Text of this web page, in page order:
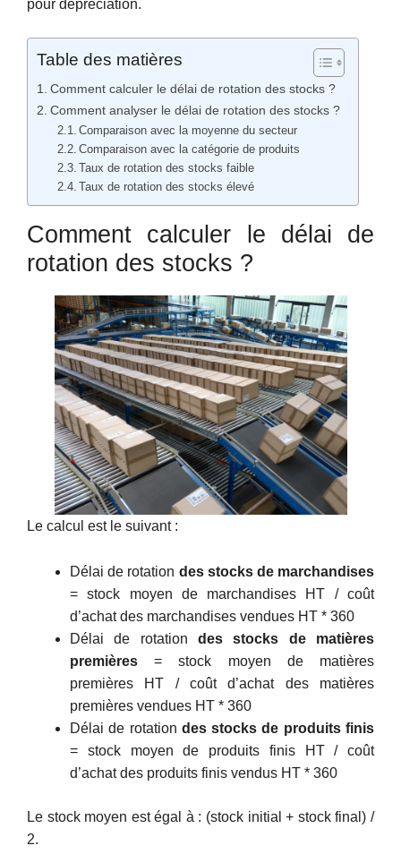
pour dépréciation.
Table des matières
Comment calculer le délai de rotation des stocks ?
Comment analyser le délai de rotation des stocks ?
Comparaison avec la moyenne du secteur
Comparaison avec la catégorie de produits
Taux de rotation des stocks faible
Taux de rotation des stocks élevé
Comment calculer le délai de
rotation des stocks ?
Le calcul est le suivant :
Délai de rotation des stocks de marchandises
= stock moyen de marchandises HT / coût
d’achat des marchandises vendues HT * 360
Délai de rotation des stocks de matières
premières = stock moyen de matières
premières HT / coût d’achat des matières
premières vendues HT * 360
Délai de rotation des stocks de produits finis
= stock moyen de produits finis HT / coût
d’achat des produits finis vendus HT * 360
Le stock moyen est égal à : (stock initial + stock final) /
2.